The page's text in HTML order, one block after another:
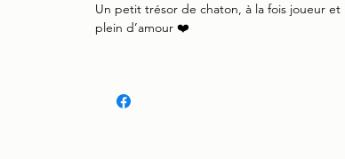
Un petit trésor de chaton, à la fois joueur et
plein d’amour ❤️